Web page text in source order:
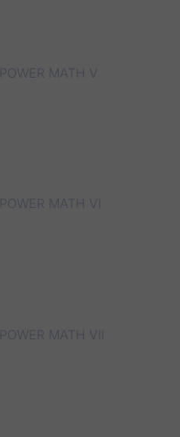
POWER MATH V
POWER MATH VI
POWER MATH VII